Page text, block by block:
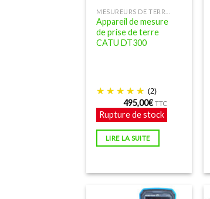
Appareil de mesure
de prise de terre
CATU DT300
(2)
495,00€ TTC
Rupture de stock
LIRE LA SUITE